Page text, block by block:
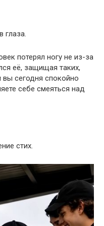
потерял ногу не из-за
её, защищая таких,
сегодня спокойно
себе смеяться над
стих.